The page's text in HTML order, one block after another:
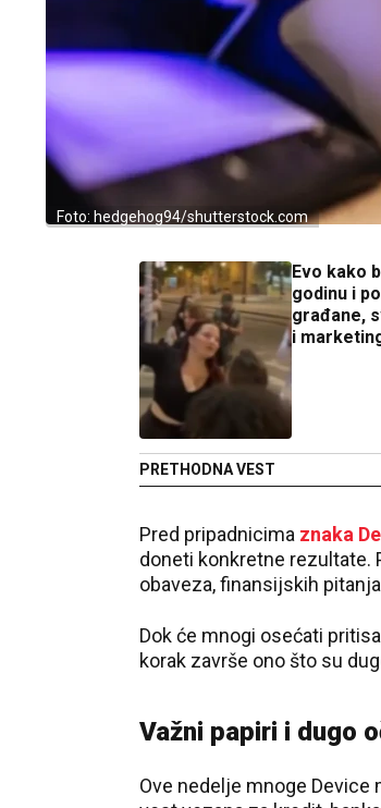
Foto: hedgehog94/shutterstock.com
Evo kako
godinu i
građane,
i
PRETHODNA VEST
Pred pripadnicima znaka
doneti konkretne rezultate.
obaveza, finansijskih
Dok će mnogi osećati
korak završe ono što su
Važni papiri i dugo
Ove nedelje mnoge Device